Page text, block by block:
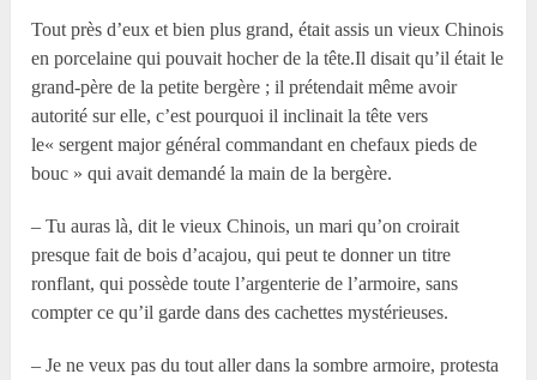
Tout près d’eux et bien plus grand, était assis un vieux Chinois
en porcelaine qui pouvait hocher de la tête.Il disait qu’il était le
grand-père de la petite bergère ; il prétendait même avoir
autorité sur elle, c’est pourquoi il inclinait la tête vers
le« sergent major général commandant en chefaux pieds de
bouc » qui avait demandé la main de la bergère.
– Tu auras là, dit le vieux Chinois, un mari qu’on croirait
presque fait de bois d’acajou, qui peut te donner un titre
ronflant, qui possède toute l’argenterie de l’armoire, sans
compter ce qu’il garde dans des cachettes mystérieuses.
– Je ne veux pas du tout aller dans la sombre armoire, protesta